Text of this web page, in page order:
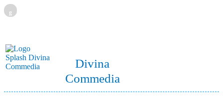
g
Divina
Commedia